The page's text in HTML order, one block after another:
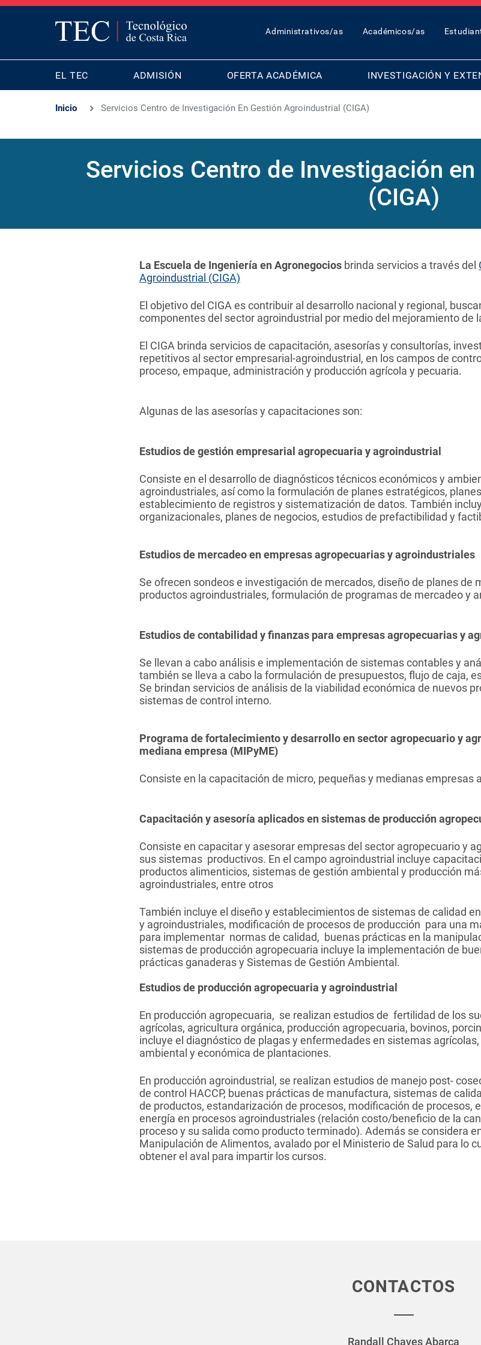
TOP
MENU
Administrativos/as Académicos/as
MAIN
NAVIGATION
EL TEC ADMISIÓN OFERTA ACADÉMICA INVESTIGACIÓN Y
Inicio Servicios Centro de Investigación En Gestión Agroindustrial (CIGA)
Servicios Centro de Investigación
(CIGA)
La Escuela de Ingeniería en Agronegocios brinda servicios a través del
Agroindustrial (CIGA)
El objetivo del CIGA es contribuir al desarrollo nacional y regional,
componentes del sector agroindustrial por medio del mejoramiento de
El CIGA brinda servicios de capacitación, asesorías y consultorías,
repetitivos al sector empresarial-agroindustrial, en los campos de
proceso, empaque, administración y producción agrícola y pecuaria.
Algunas de las asesorías y capacitaciones son:
Estudios de gestión empresarial agropecuaria y agroindustrial
Consiste en el desarrollo de diagnósticos técnicos económicos y
agroindustriales, así como la formulación de planes estratégicos,
establecimiento de registros y sistematización de datos. También
organizacionales, planes de negocios, estudios de prefactibilidad y
Estudios de mercadeo en empresas agropecuarias y agroindustriales
Se ofrecen sondeos e investigación de mercados, diseño de planes de
productos agroindustriales, formulación de programas de mercadeo y
Estudios de contabilidad y finanzas para empresas agropecuarias y
Se llevan a cabo análisis e implementación de sistemas contables y
también se lleva a cabo la formulación de presupuestos, flujo de caja,
Se brindan servicios de análisis de la viabilidad económica de nuevos
sistemas de control interno.
Programa de fortalecimiento y desarrollo en sector agropecuario y
mediana empresa (MIPyME)
Consiste en la capacitación de micro, pequeñas y medianas empresas
Capacitación y asesoría aplicados en sistemas de producción
Consiste en capacitar y asesorar empresas del sector agropecuario y
sus sistemas productivos. En el campo agroindustrial incluye
productos alimenticios, sistemas de gestión ambiental y producción
agroindustriales, entre otros
También incluye el diseño y establecimientos de sistemas de calidad
y agroindustriales, modificación de procesos de producción para una
para implementar normas de calidad, buenas prácticas en la
sistemas de producción agropecuaria incluye la implementación de
prácticas ganaderas y Sistemas de Gestión Ambiental.
Estudios de producción agropecuaria y agroindustrial
En producción agropecuaria, se realizan estudios de fertilidad de los
agrícolas, agricultura orgánica, producción agropecuaria, bovinos,
incluye el diagnóstico de plagas y enfermedades en sistemas
ambiental y económica de plantaciones.
En producción agroindustrial, se realizan estudios de manejo post-
de control HACCP, buenas prácticas de manufactura, sistemas de
de productos, estandarización de procesos, modificación de procesos,
energía en procesos agroindustriales (relación costo/beneficio de la
proceso y su salida como producto terminado). Además se considera
Manipulación de Alimentos, avalado por el Ministerio de Salud para lo
obtener el aval para impartir los cursos.
CONTACTOS
Randall Chaves Abarca